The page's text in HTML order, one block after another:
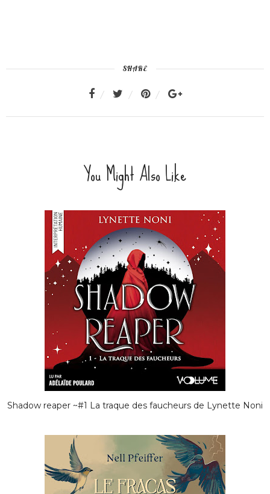
SHARE
You Might Also Like
Shadow reaper ~#1 La traque des faucheurs de Lynette Noni